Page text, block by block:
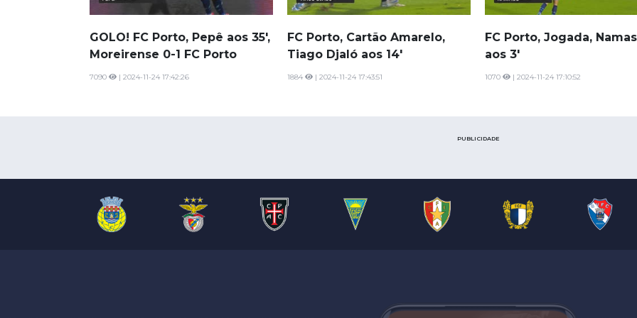
GOLO! FC Porto, Pepê aos 35',
Moreirense 0-1 FC Porto
7090 | 2024-11-24 17:42:26
FC Porto, Cartão Amarelo,
Tiago Djaló aos 14'
1884 | 2024-11-24 17:43:51
FC Porto, Jogada,
aos 3'
1070 | 2024-11-24 17:10:52
PUBLICIDADE